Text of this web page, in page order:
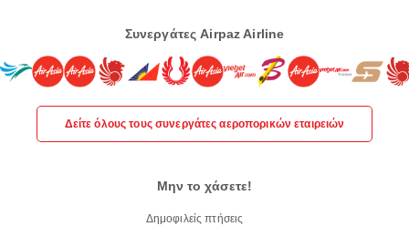
Συνεργάτες Airpaz Airline
Δείτε όλους τους συνεργάτες αεροπορικών εταιρειών
Μην το χάσετε!
Δημοφιλείς πτήσεις